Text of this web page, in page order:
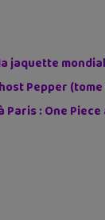
jaquette
Pepper
Paris : One